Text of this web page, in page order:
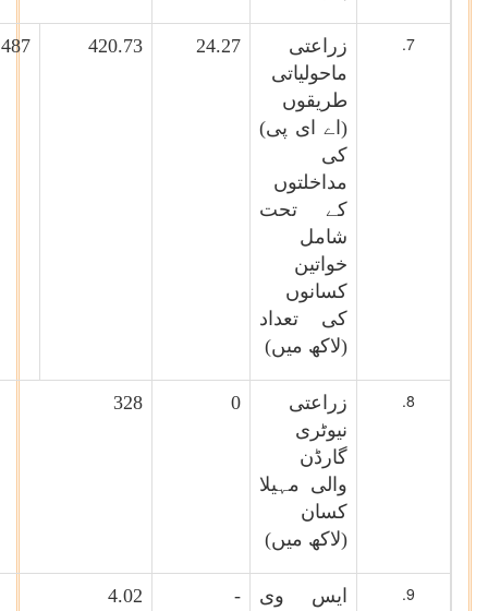
زراعتی
ماحولیاتی
طریقوں
(اے ای پی)
کی
مداخلتوں
کے تحت
شامل
خواتین
کسانوں
کی تعداد
(لاکھ میں)
24.27
420.73
487
زراعتی
نیوٹری
گارڈن
والی مہیلا
کسان
(لاکھ میں)
0
328
ایس وی
-
4.02